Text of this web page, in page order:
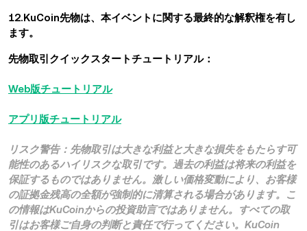
12.KuCoin先物は、本イベントに関する最終的な解釈権を有し
ます。
先物取引クイックスタートチュートリアル：
Web版チュートリアル
アプリ版チュートリアル
リスク警告：先物取引は大きな利益と大きな損失をもたらす可
能性のあるハイリスクな取引です。過去の利益は将来の利益を
保証するものではありません。激しい価格変動により、お客様
の証拠金残高の全額が強制的に清算される場合があります。こ
の情報はKuCoinからの投資助言ではありません。すべての取
引はお客様ご自身の判断と責任で行ってください。KuCoin